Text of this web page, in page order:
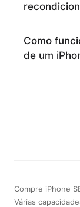
Como
de um
Compre iPhone
Várias